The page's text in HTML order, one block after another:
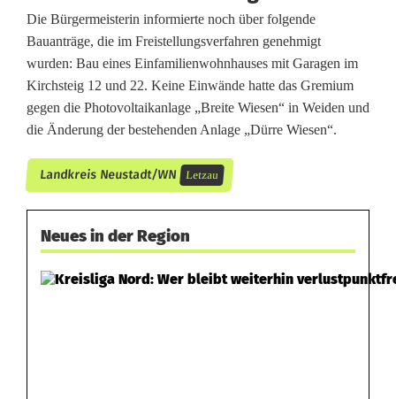
Die Bürgermeisterin informierte noch über folgende
Bauanträge, die im Freistellungsverfahren genehmigt
wurden: Bau eines Einfamilienwohnhauses mit Garagen im
Kirchsteig 12 und 22. Keine Einwände hatte das Gremium
gegen die Photovoltaikanlage „Breite Wiesen“ in Weiden und
die Änderung der bestehenden Anlage „Dürre Wiesen“.
Landkreis Neustadt/WN Letzau
Neues in der Region